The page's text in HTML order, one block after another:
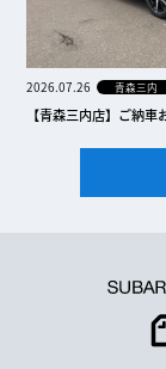
2026.07.26 青森三内
【青森三内店】ご納